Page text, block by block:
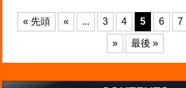
« 先頭 « ... 3 4 5 6 7
» 最後 »